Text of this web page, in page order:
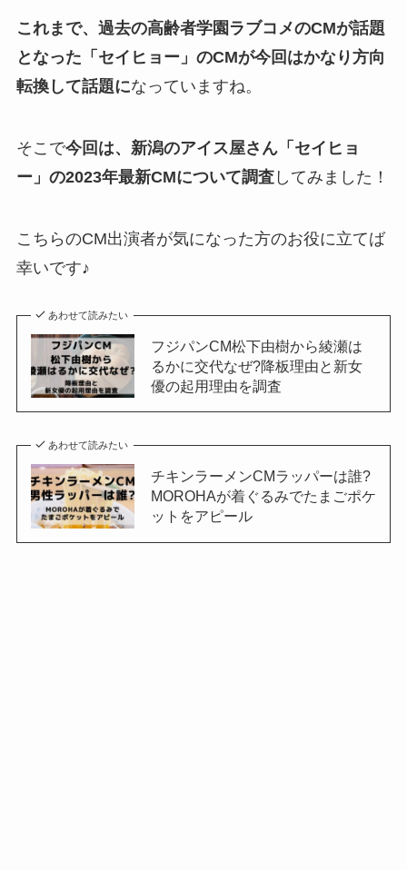
これまで、過去の高齢者学園ラブコメのCMが話題
となった「セイヒョー」のCMが今回はかなり方向
転換して話題になっていますね。
そこで今回は、新潟のアイス屋さん「セイヒョ
ー」の2023年最新CMについて調査してみました！
こちらのCM出演者が気になった方のお役に立てば
幸いです♪
あわせて読みたい
フジパンCM松下由樹から綾瀬は
るかに交代なぜ?降板理由と新女
優の起用理由を調査
あわせて読みたい
チキンラーメンCMラッパーは誰?
MOROHAが着ぐるみでたまごポケ
ットをアピール